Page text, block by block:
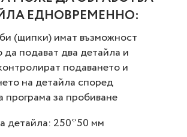
ЕДНОВРЕМЕННО:
(щипки) имат възможност
подават два детайла и
подаването и
на детайла според
за пробиване
детайла: 250*50 мм